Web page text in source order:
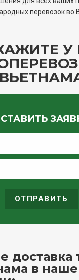
перевозок во
У
ОТПРАВИТЬ
доставка
в